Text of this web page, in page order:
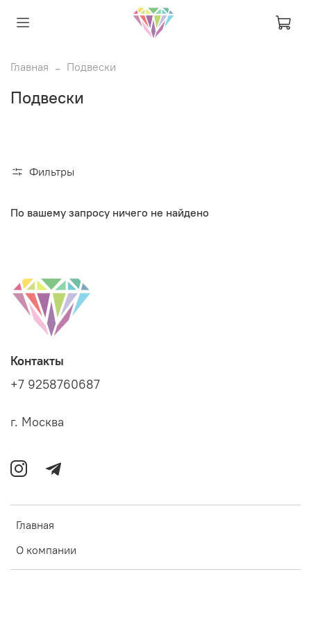
Главная Подвески
Подвески
Фильтры
По вашему запросу ничего не найдено
Главная
О компании
Контакты
+7 9258760687
г. Москва